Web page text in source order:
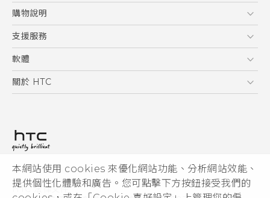
本網站使用 cookies 來優化網站功能、分析網站效能、
提供個性化體驗和廣告。您可點擊下方按鈕接受我們的
智慧型手機
配件
HTC Research
購物說明
購物須知
訂單管理
付款方式
支援服務
到府收送維修服務
服務中心資訊
客戶服務佈告欄
軟體
應用程式
HTC Sync Manager
關於 HTC
投資人
隱私權政策
產品安全性
© 2011-2026 HTC Corporation
HTC 法律文件